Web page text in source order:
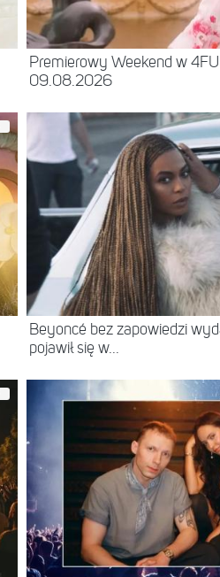
Premierowy Weekend w
09.08.2026
Beyoncé bez zapowiedzi
pojawił się w...